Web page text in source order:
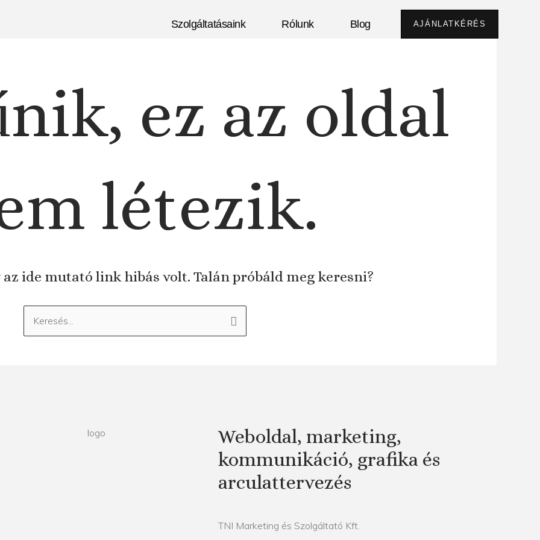
Szolgáltatásaink Rólunk Blog AJÁNLATKÉRÉS
ez az oldal
létezik.
ide mutató link hibás volt. Talán próbáld meg keresni?
Keresés:
Weboldal, marketing,
kommunikáció, grafika és
arculattervezés
TNI Marketing és Szolgáltató Kft.